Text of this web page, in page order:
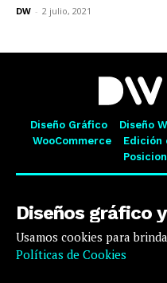
DW - 2 julio, 2021
Diseño Gráfico Diseño
WooCommerce
Edición
Diseños gráfico
Usamos cookies para
Políticas de Cookies